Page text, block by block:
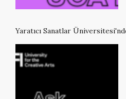
Yaratıcı Sanatlar